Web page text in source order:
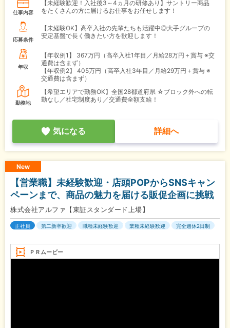
仕事内容
【未経験歓迎！入社後3～4ヵ月の研修あり】サントリー商品
をたくさんの方に届けるお仕事をお任せします！
応募条件
【未経験OK】高卒入社の先輩たちも活躍中◎大手グループの
安定基盤で長く働きたい方を歓迎します！
年収
【年収例1】
367万円（高卒入社1年目／月給28万円＋賞与 ※交
通費は含まず）
【年収例2】
405万円（高卒入社3年目／月給29万円＋賞与 ※
交通費は含まず）
勤務地
【希望エリアで勤務OK】全国28都道府県 ☆ブロック外への転
勤なし／社宅制度あり／交通費全額支給！
気になる 詳細へ
New
【営業職】未経験歓迎・店頭POPからSNSキャン
ペーンまで、商品の魅力を届ける販促企画に挑戦
株式会社アルファ【東証スタンダード上場】
正社員 第二新卒歓迎 職種未経験歓迎 業種未経験歓迎 完全週休2日制
ＰＲムービー